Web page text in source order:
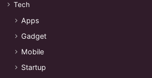
Tech
Apps
Gadget
Mobile
Startup